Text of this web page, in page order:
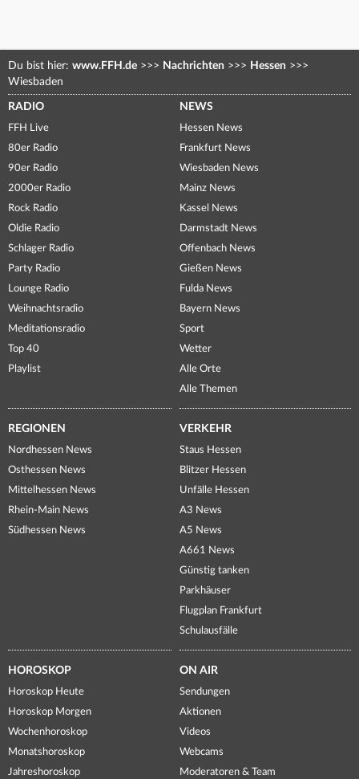
Du bist hier: www.FFH.de >>> Nachrichten >>> Hessen >>>
Wiesbaden
RADIO
FFH Live
80er Radio
90er Radio
2000er Radio
Rock Radio
Oldie Radio
Schlager Radio
Party Radio
Lounge Radio
Weihnachtsradio
Meditationsradio
Top 40
Playlist
NEWS
Hessen News
Frankfurt News
Wiesbaden News
Mainz News
Kassel News
Darmstadt News
Offenbach News
Gießen News
Fulda News
Bayern News
Sport
Wetter
Alle Orte
Alle Themen
REGIONEN
Nordhessen News
Osthessen News
Mittelhessen News
Rhein-Main News
Südhessen News
VERKEHR
Staus Hessen
Blitzer Hessen
Unfälle Hessen
A3 News
A5 News
A661 News
Günstig tanken
Parkhäuser
Flugplan Frankfurt
Schulausfälle
HOROSKOP
Horoskop Heute
Horoskop Morgen
Wochenhoroskop
Monatshoroskop
Jahreshoroskop
ON AIR
Sendungen
Aktionen
Videos
Webcams
Moderatoren & Team